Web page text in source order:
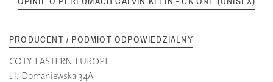
PRODUCENT / PODMIOT ODPOWIEDZIALNY
COTY EASTERN EUROPE
ul. Domaniewska 34A